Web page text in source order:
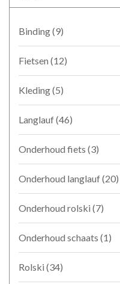
Binding(9)
Fietsen (12)
Kleding(5)
Langlauf(46)
Onderhoud fiets (3)
Onderhoud langlauf(20)
Onderhoud rolski (7)
Onderhoud schaats (1)
Rolski (34)